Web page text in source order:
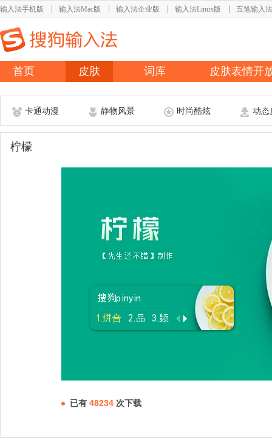
输入法手机版 输入法Mac版 输入法企业版 输入法Linux版 五笔输入法
首页 皮肤 词库 皮肤表情开
卡通动漫 静物风景 时尚酷炫 动态
柠檬
已有 48234 次下载